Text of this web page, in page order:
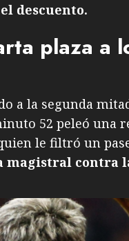
descuento.
plaza a
a la segunda
52 peleó una
le filtró un
magistral contra